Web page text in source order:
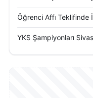
oluşmasına önemli
Öğrenci Affı Teklifinde
YKS Şampiyonları